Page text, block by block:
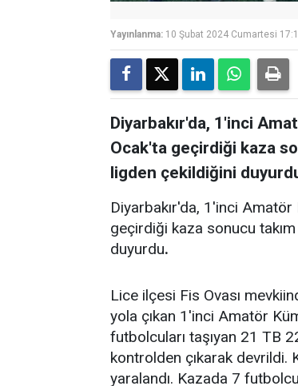
Yayınlanma: 10 Şubat 2024 Cumartesi
Diyarbakır'da, 1'inci
Ocak'ta geçirdiği kaza
ligden çekildiğini
Diyarbakır'da, 1'inci
geçirdiği kaza sonucu
duyurdu.
Lice ilçesi Fis Ovası
yola çıkan 1'inci Amatör
futbolcuları taşıyan 21 TB
kontrolden çıkarak devrildi.
yaralandı. Kazada 7